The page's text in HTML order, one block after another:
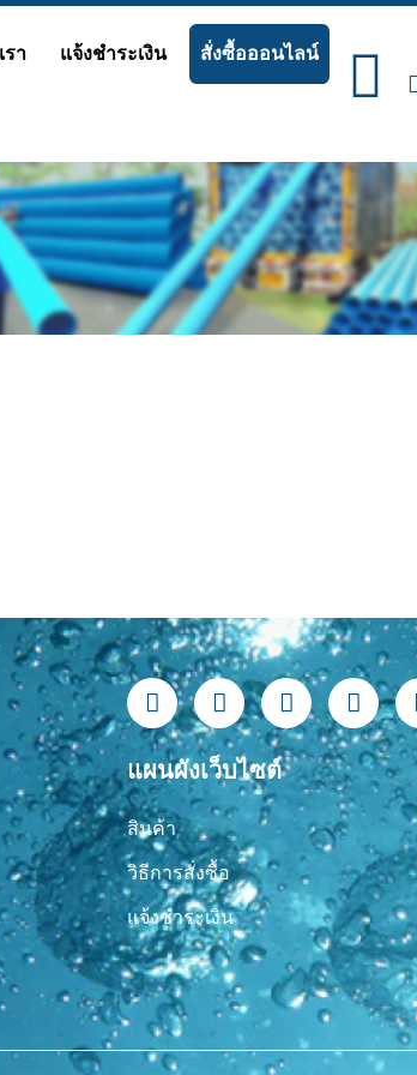
รา แจ้งชำระเงิน สั่งซื้อออนไลน์
F
a
c
e
b
o
o
k
-
f
L
i
n
e
Y
o
u
t
u
b
T
i
k
t
k
แผนผังเว็บไซต์
สินค้า
วิธีการสั่งซื้อ
แจ้งชำระเงิน